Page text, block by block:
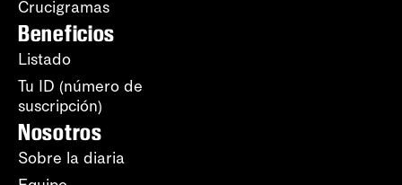
Crucigramas
Beneficios
Listado
Tu ID (número de
suscripción)
Nosotros
Sobre la diaria